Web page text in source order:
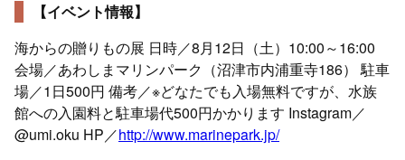
【イベント情報】
海からの贈りもの展 日時／8月12日（土）10:00～16:00
会場／あわしまマリンパーク（沼津市内浦重寺186） 駐車
場／1日500円 備考／※どなたでも入場無料ですが、水族
館への入園料と駐車場代500円かかります Instagram／
@umi.oku HP／http://www.marinepark.jp/